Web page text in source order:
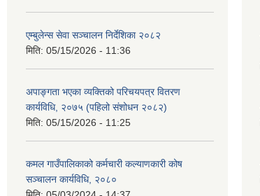
एम्बुलेन्स सेवा सञ्चालन निर्देशिका २०८२
मिति: 05/15/2026 - 11:36
अपाङ्गता भएका व्यक्तिको परिचयपत्र वितरण
कार्यविधि, २०७५ (पहिलो संशोधन २०८२)
मिति: 05/15/2026 - 11:25
कमल गाउँपालिकाको कर्मचारी कल्याणकारी कोष
सञ्चालन कार्यविधि, २०८०